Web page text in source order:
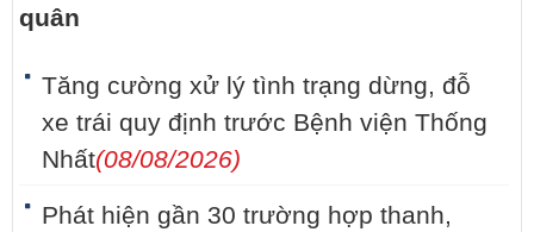
quân
Tăng cường xử lý tình trạng dừng, đỗ
xe trái quy định trước Bệnh viện Thống
Nhất(08/08/2026)
Phát hiện gần 30 trường hợp thanh,